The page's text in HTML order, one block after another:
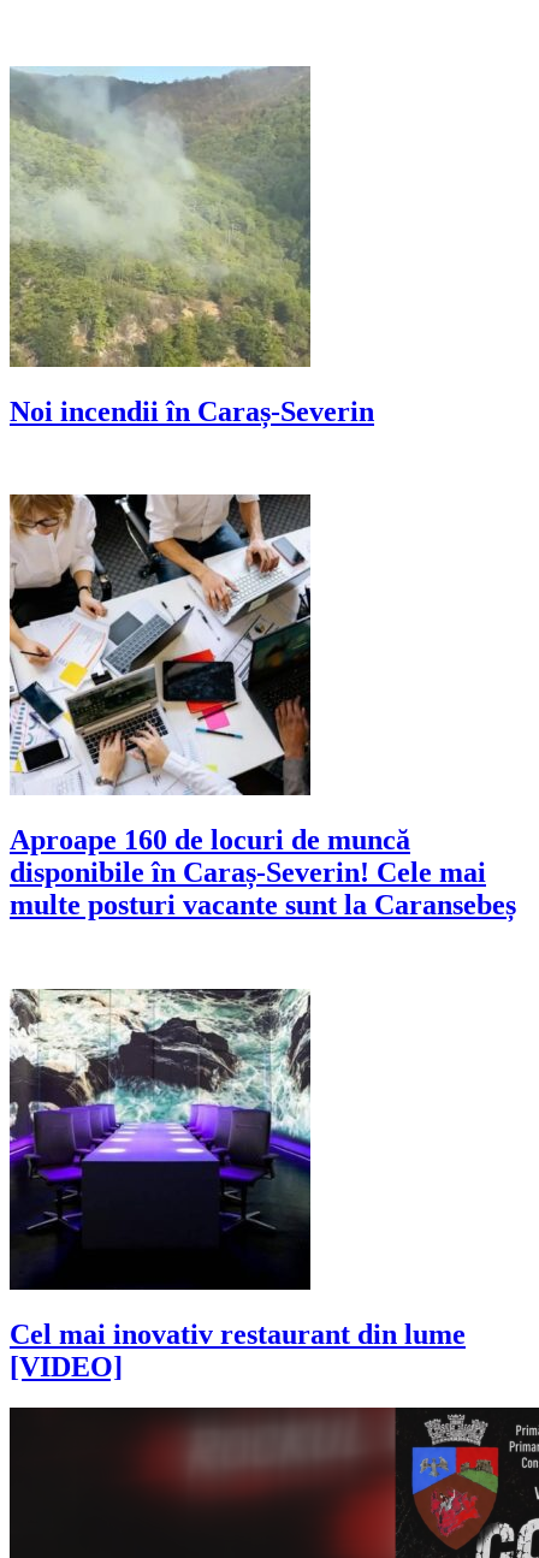
Noi incendii în Caraș-Severin
Aproape 160 de locuri de muncă
disponibile în Caraș-Severin! Cele mai
multe posturi vacante sunt la Caransebeș
Cel mai inovativ restaurant din lume
[VIDEO]